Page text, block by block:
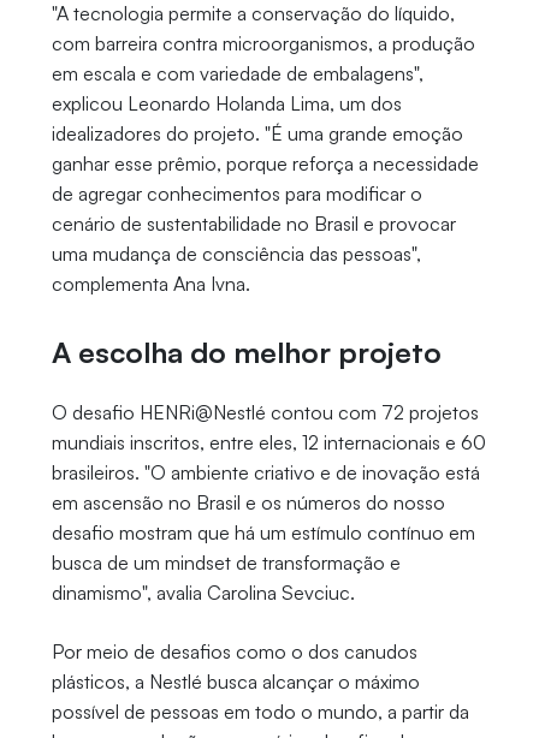
"A tecnologia permite a conservação do líquido,
com barreira contra microorganismos, a produção
em escala e com variedade de embalagens",
explicou Leonardo Holanda Lima, um dos
idealizadores do projeto. "É uma grande emoção
ganhar esse prêmio, porque reforça a necessidade
de agregar conhecimentos para modificar o
cenário de sustentabilidade no Brasil e provocar
uma mudança de consciência das pessoas",
complementa Ana Ivna.
A escolha do melhor projeto
O desafio HENRi@Nestlé contou com 72 projetos
mundiais inscritos, entre eles, 12 internacionais e 60
brasileiros. "O ambiente criativo e de inovação está
em ascensão no Brasil e os números do nosso
desafio mostram que há um estímulo contínuo em
busca de um mindset de transformação e
dinamismo", avalia Carolina Sevciuc.
Por meio de desafios como o dos canudos
plásticos, a Nestlé busca alcançar o máximo
possível de pessoas em todo o mundo, a partir da